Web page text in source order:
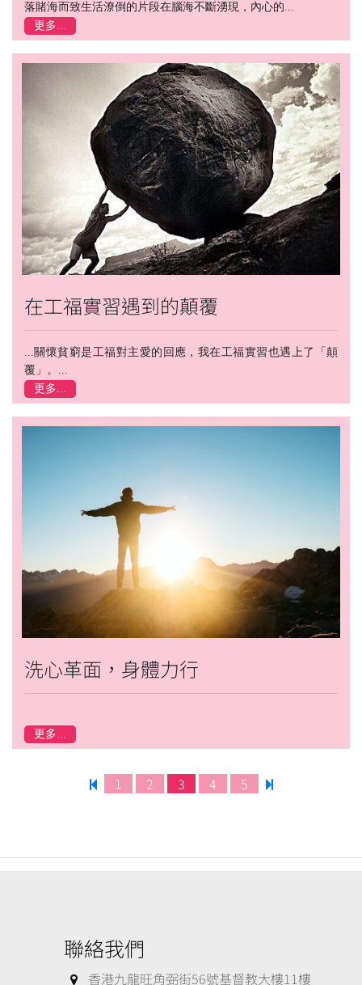
落賭海而致生活潦倒的片段在腦海不斷湧現，內心的...
更多...
在工福實習遇到的顛覆
...關懷貧窮是工福對主愛的回應，我在工福實習也遇上了「顛
覆」。...
更多...
洗心革面，身體力行
更多...
1 2 3 4 5
聯絡我們
香港九龍旺角弼街56號基督教大樓11樓